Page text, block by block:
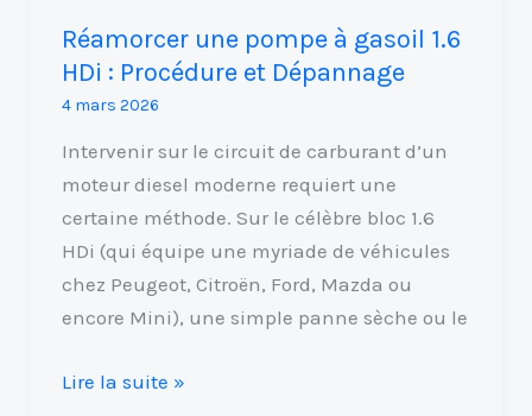
Réamorcer une pompe à gasoil 1.6
HDi : Procédure et Dépannage
4 mars 2026
Intervenir sur le circuit de carburant d’un
moteur diesel moderne requiert une
certaine méthode. Sur le célèbre bloc 1.6
HDi (qui équipe une myriade de véhicules
chez Peugeot, Citroën, Ford, Mazda ou
encore Mini), une simple panne sèche ou le
et
Dépannage
Lire la suite »